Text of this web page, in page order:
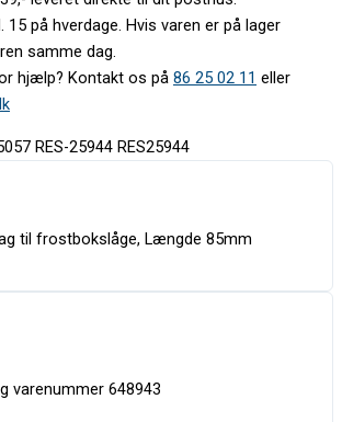
15 på hverdage. Hvis varen er på lager
samme dag.
hjælp? Kontakt os på 86 25 02 11 eller
RES-25944 RES25944
til frostbokslåge, Længde 85mm
varenummer 648943